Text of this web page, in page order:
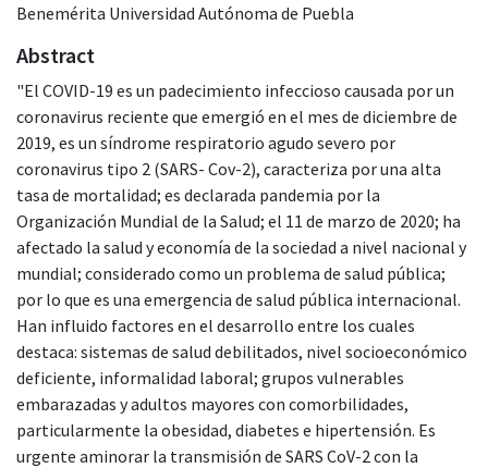
Benemérita Universidad Autónoma de Puebla
Abstract
"El COVID-19 es un padecimiento infeccioso causada por un
coronavirus reciente que emergió en el mes de diciembre de
2019, es un síndrome respiratorio agudo severo por
coronavirus tipo 2 (SARS- Cov-2), caracteriza por una alta
tasa de mortalidad; es declarada pandemia por la
Organización Mundial de la Salud; el 11 de marzo de 2020; ha
afectado la salud y economía de la sociedad a nivel nacional y
mundial; considerado como un problema de salud pública;
por lo que es una emergencia de salud pública internacional.
Han influido factores en el desarrollo entre los cuales
destaca: sistemas de salud debilitados, nivel socioeconómico
deficiente, informalidad laboral; grupos vulnerables
embarazadas y adultos mayores con comorbilidades,
particularmente la obesidad, diabetes e hipertensión. Es
urgente aminorar la transmisión de SARS CoV-2 con la